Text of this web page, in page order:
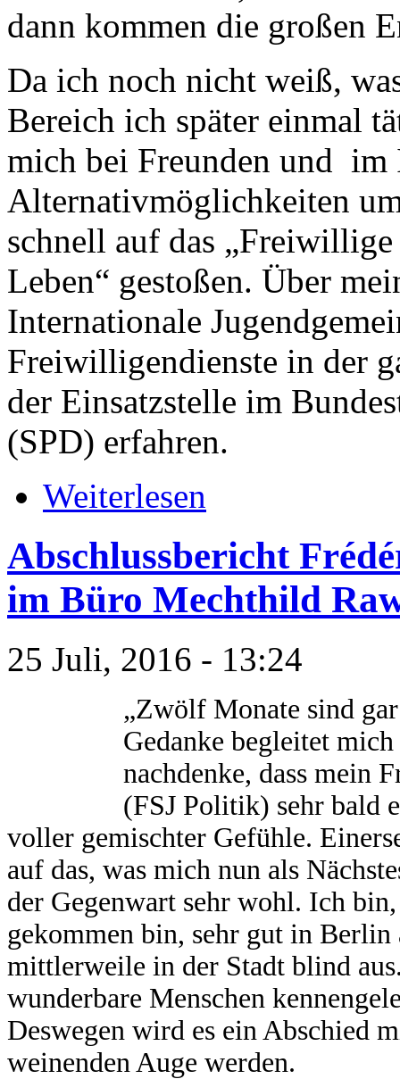
dann kommen die großen
Da ich noch nicht weiß,
Bereich ich später einmal
mich bei Freunden und im
Alternativmöglichkeiten
schnell auf das
Leben“ gestoßen. Über
Internationale
Freiwilligendienste in der
der Einsatzstelle im
(SPD) erfahren.
Weiterlesen
Abschlussbericht
im Büro Mechthild
25 Juli, 2016 - 13:24
„Zwölf Monate sind
Gedanke begleitet
nachdenke, dass mein
(FSJ Politik) sehr bald
voller gemischter Gefühle.
auf das, was mich nun als
der Gegenwart sehr wohl. Ich
gekommen bin, sehr gut in
mittlerweile in der Stadt blind
wunderbare Menschen
Deswegen wird es ein Abschied
weinenden Auge werden.